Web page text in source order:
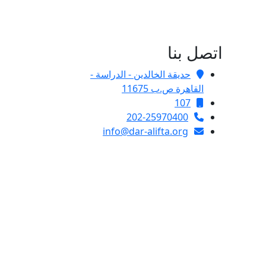
اتصل بنا
حديقة الخالدين - الدراسة -
القاهرة ص.ب 11675
107
202-25970400
info@dar-alifta.org